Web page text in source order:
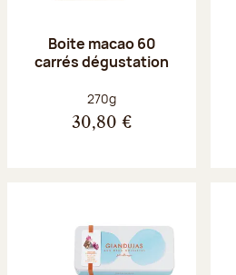
Boite macao 60
carrés dégustation
Poids net :
270g
30,80 €